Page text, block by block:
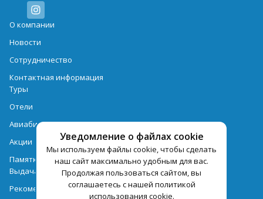
Уведомление о файлах cookie
Мы используем файлы cookie, чтобы сделать
наш сайт максимально удобным для вас.
Продолжая пользоваться сайтом, вы
соглашаетесь с нашей политикой
использования cookie.
О компании
Новости
Сотрудничество
Контактная информация
Туры
Отели
Авиабилеты
Акции
Памятка для туристов
Выдача документов
Рекомендации